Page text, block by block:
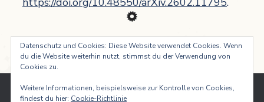
Datenschutz und Cookies: Diese Website verwendet Cookies. Wenn
du die Website weiterhin nutzt, stimmst du der Verwendung von
Cookies zu.
Weitere Informationen, beispielsweise zur Kontrolle von Cookies,
findest du hier: Cookie-Richtlinie